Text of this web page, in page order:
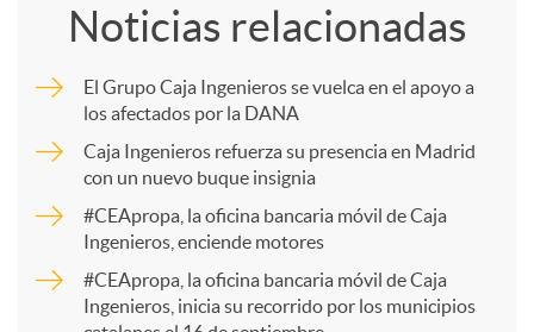
p
a
r
Noticias relacionadas
El Grupo Caja Ingenieros se vuelca en el apoyo a
los afectados por la DANA
Caja Ingenieros refuerza su presencia en Madrid
con un nuevo buque insignia
#CEApropa, la oficina bancaria móvil de Caja
Ingenieros, enciende motores
#CEApropa, la oficina bancaria móvil de Caja
Ingenieros, inicia su recorrido por los municipios